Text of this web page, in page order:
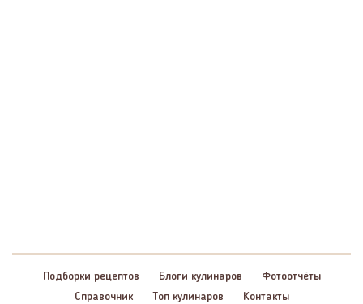
Подборки рецептов Блоги кулинаров
Фотоотчёты
Справочник
Топ кулинаров Контакты